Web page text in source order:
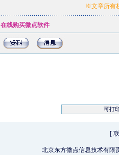
※文章所有
在线购买微点软件
可打
[
北京东方微点信息技术有限